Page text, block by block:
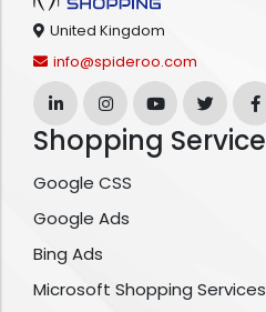
United Kingdom
info@spideroo.com
Shopping Service
Google CSS
Google Ads
Bing Ads
Microsoft Shopping Services